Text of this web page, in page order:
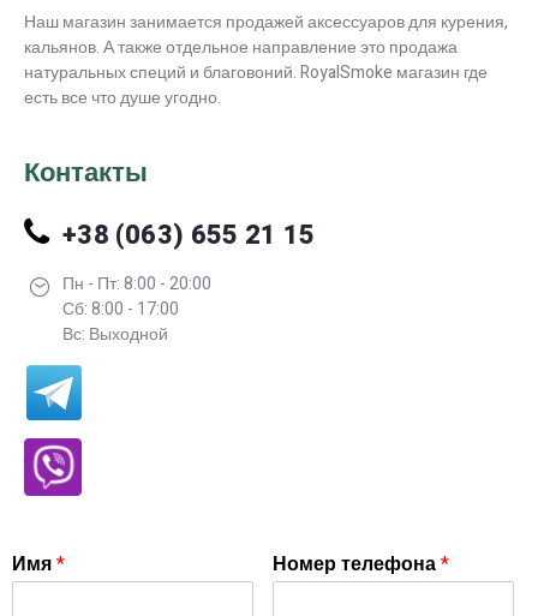
Наш магазин занимается продажей аксессуаров для курения,
кальянов. А также отдельное направление это продажа
натуральных специй и благовоний. RoyalSmoke магазин где
есть все что душе угодно.
Контакты
+38 (063) 655 21 15
Пн - Пт: 8:00 - 20:00
Сб: 8:00 - 17:00
Вс: Выходной
Имя* Номер телефона*